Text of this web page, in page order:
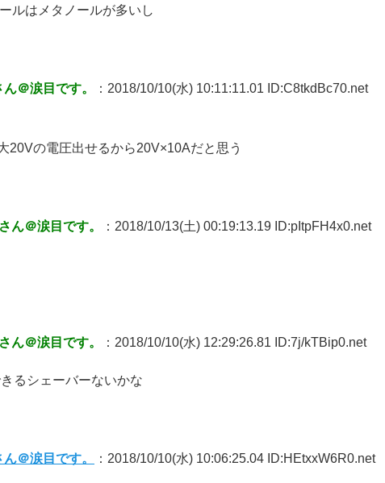
ルはメタノールが多いし
＠涙目です。 ：2018/10/10(水) 10:11:11.01 ID:C8tkdBc70.net
20Vの電圧出せるから20V×10Aだと思う
ん＠涙目です。 ：2018/10/13(土) 00:19:13.19 ID:pItpFH4x0.net
ん＠涙目です。 ：2018/10/10(水) 12:29:26.81 ID:7j/kTBip0.net
るシェーバーないかな
＠涙目です。 ：2018/10/10(水) 10:06:25.04 ID:HEtxxW6R0.net